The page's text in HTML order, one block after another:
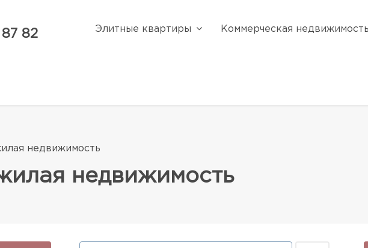
87 82 Элитные квартиры Коммерческая недвижимость
недвижимость
недвижимость